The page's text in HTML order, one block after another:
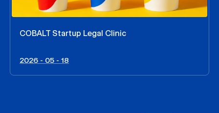
COBALT Startup Legal Clinic
2026 - 05 - 18